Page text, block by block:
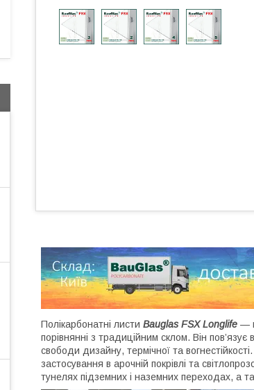
Полікарбонатні листи Bauglas FSX Longlife —
порівнянні з традиційним склом. Він пов’язує
свободи дизайну, термічної та
застосування в арочній покрівлі та
тунелях підземних і наземних переходах, а